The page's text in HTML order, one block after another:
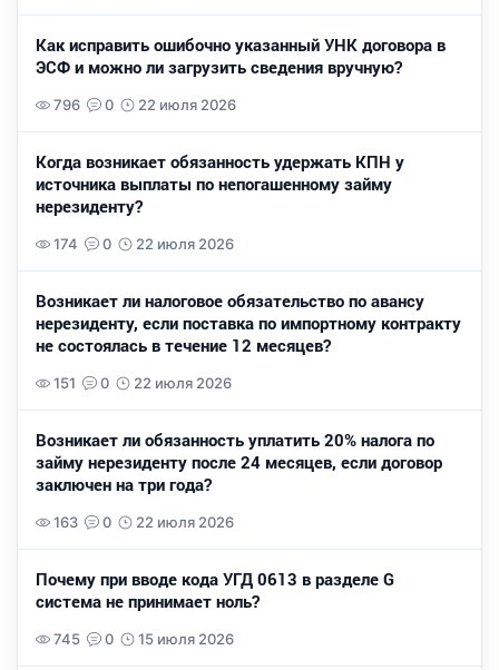
Как исправить ошибочно указанный УНК договора в
ЭСФ и можно ли загрузить сведения вручную?
796 0 22 июля 2026
Когда возникает обязанность удержать КПН у
источника выплаты по непогашенному займу
нерезиденту?
174 0 22 июля 2026
Возникает ли налоговое обязательство по авансу
нерезиденту, если поставка по импортному контракту
не состоялась в течение 12 месяцев?
151 0 22 июля 2026
Возникает ли обязанность уплатить 20% налога по
займу нерезиденту после 24 месяцев, если договор
заключен на три года?
163 0 22 июля 2026
Почему при вводе кода УГД 0613 в разделе G
система не принимает ноль?
745 0 15 июля 2026